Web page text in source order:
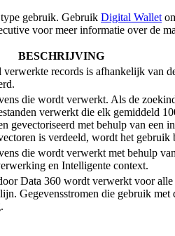
gebruik. Gebruik Digital Wallet
voor meer informatie over de
BESCHRIJVING
records is afhankelijk van
die wordt verwerkt. Als de
verwerkt die elk gemiddeld
gevectoriseerd met behulp van een
is verdeeld, wordt het
die wordt verwerkt met behulp
en Intelligente context.
Data 360 wordt verwerkt voor
Gegevensstromen die gebruik